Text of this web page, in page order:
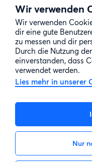
Wir verwenden
Wir verwenden
dir eine gute
zu messen und dir
Durch die Nutzung
einverstanden, dass
verwendet werden.
Lies mehr in unserer
Nur
Datenschutz
Cookie-Richtlinie
Sitemap
E-Mail-Adresse: